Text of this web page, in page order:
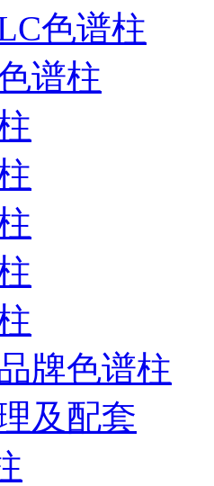
色谱柱
谱柱
牌色谱柱
及配套